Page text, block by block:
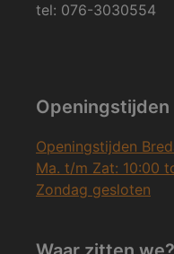
tel: 076-3030554
Openingstijden
Openingstijden
Ma. t/m Zat: 10:00
Zondag gesloten